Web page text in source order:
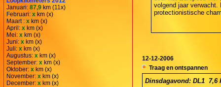
Januari: 87,9 km (11x)
Februari: x km (x)
Maart : x km (x)
April: x km (x)
Mei: x km (x)
Juni: x km (x)
Juli: x km (x)
Augustus: x km (x)
September: x km (x)
Oktober: x km (x)
November: x km (x)
December: x km (x)
volgend jaar verwacht.
protectionistische
12-12-2006
Traag en ontspannen
Dinsdagavond: DL1  7,6